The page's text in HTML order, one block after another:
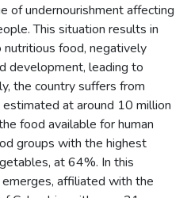
of undernourishment affecting
This situation results in
food, negatively
development, leading to
the country suffers from
at around 10 million
food available for human
groups with the highest
at 64%. In this
affiliated with the